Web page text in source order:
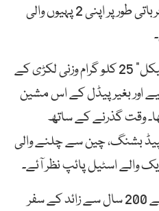
طورپراپنی پہیوںوالی
25کلوگراموزنیلکڑیکے
اوربغیرپیڈلکےاسمشین
وقتگذرنےکےساتھ
بشنگ،چینسےچلنےوالی
والےاسٹیلپائپنظرآئے۔
سالسےزائدکےسفر